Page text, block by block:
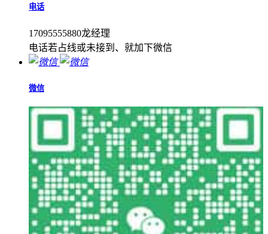
电话
17095555880龙经理
电话若占线或未接到、就加下微信
微信